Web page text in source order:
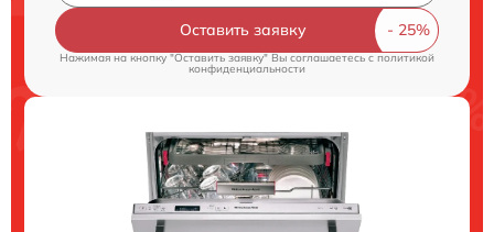
Оставить заявку
Нажимая на кнопку "Оставить заявку" Вы соглашаетесь cполитикой
конфиденциальности